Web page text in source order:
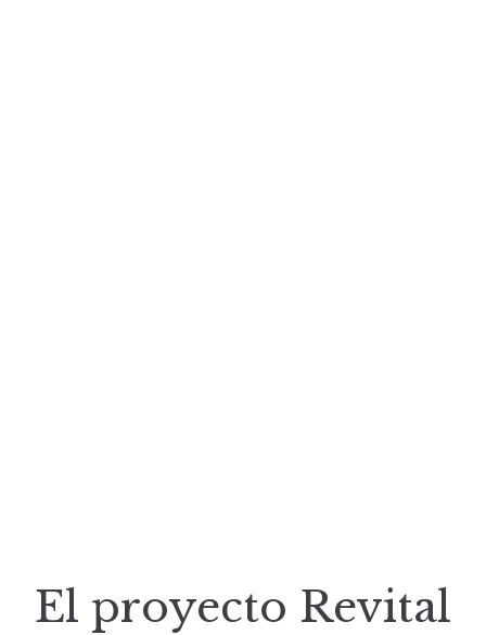
El proyecto Revital